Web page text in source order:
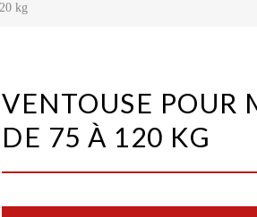
kg
VENTOUSE POUR
DE 75 À 120 KG